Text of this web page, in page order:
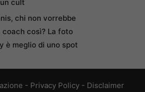
cult
chi non vorrebbe
coach così? La foto
è meglio di uno spot
- Privacy Policy - Disclaimer